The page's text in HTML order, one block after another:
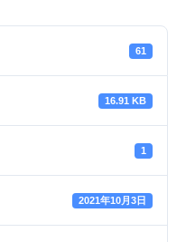
61
16.91 KB
1
2021年10月3日